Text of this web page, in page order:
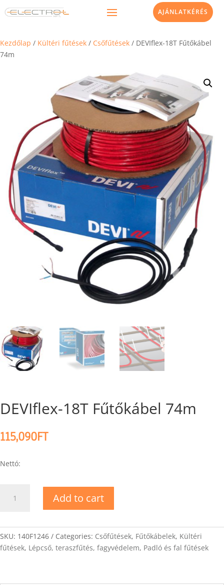
AJÁNLATKÉRÉS
Kezdőlap / Kültéri fűtések / Csőfűtések / DEVIflex-18T Fűtőkábel
74m
DEVIflex-18T Fűtőkábel 74m
115,090FT
Nettó:
quantity
Add to cart
SKU: 140F1246 Categories: Csőfűtések, Fűtőkábelek, Kültéri
fűtések, Lépcső, teraszfűtés, fagyvédelem, Padló és fal fűtések